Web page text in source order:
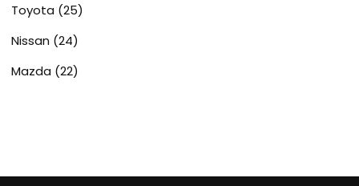
Toyota (25)
Nissan (24)
Mazda (22)